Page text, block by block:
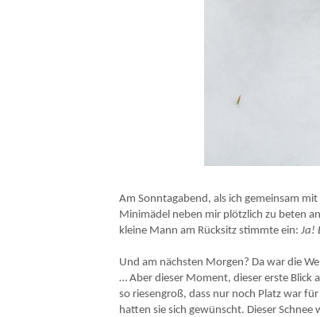
Am Sonntagabend, als ich gemeinsam
Minimädel neben mir plötzlich zu beten
kleine Mann am Rücksitz stimmte ein:Ja!
Und am nächsten Morgen? Da war die
… Aber dieser Moment, dieser erste Blick
so riesengroß, dass nur noch Platz war
hatten sie sich gewünscht. Dieser